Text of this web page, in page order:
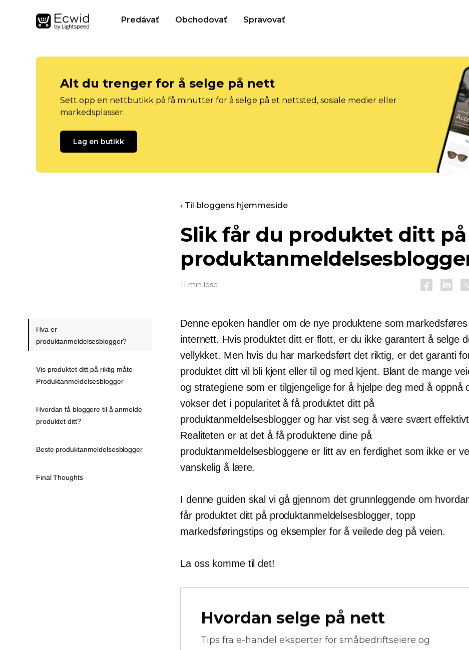
Predávať Obchodovať Spravovať
Alt du trenger for å selge på nett
Sett opp en nettbutikk på få minutter for å selge på et nettsted, sosiale medier eller
markedsplasser.
Lag en butikk
‹ Til bloggens hjemmeside
Slik får du produktet ditt på
11 min lese
Denne epoken handler om de nye produktene som
internett. Hvis produktet ditt er flott, er du ikke garantert å selge
vellykket. Men hvis du har markedsført det riktig, er det garanti
produktet ditt vil bli kjent eller til og med kjent. Blant de mange
og strategiene som er tilgjengelige for å hjelpe deg med å oppnå
vokser det i popularitet å få produktet ditt på
produktanmeldelsesblogger og har vist seg å være svært
Realiteten er at det å få produktene dine på
produktanmeldelsesbloggene er litt av en ferdighet som ikke er
vanskelig å lære.
I denne guiden skal vi gå gjennom det grunnleggende om
får produktet ditt på produktanmeldelsesblogger, topp
markedsføringstips og eksempler for å veilede deg på veien.
La oss komme til det!
Hvordan selge på nett
Tips fra e-handel eksperter for småbedriftseiere og
Hva er
produktanmeldelsesblogger?
Vis produktet ditt på riktig måte
Produktanmeldelsesblogger
Hvordan få bloggere til å anmelde
produktet ditt?
Beste produktanmeldelsesblogger
Final Thoughts